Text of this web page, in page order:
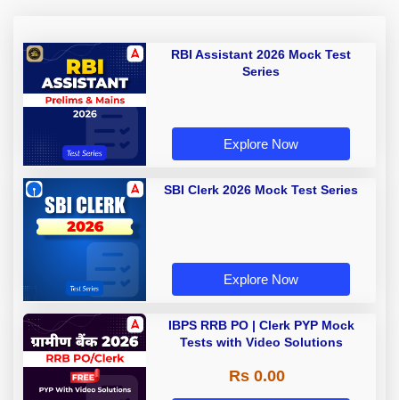
RBI Assistant 2026 Mock Test
Series
Explore Now
SBI Clerk 2026 Mock Test Series
Explore Now
IBPS RRB PO | Clerk PYP Mock
Tests with Video Solutions
Rs 0.00